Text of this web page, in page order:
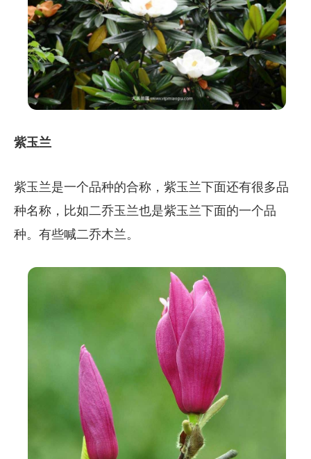
紫玉兰
紫玉兰是一个品种的合称，紫玉兰下面还有很多品
种名称，比如二乔玉兰也是紫玉兰下面的一个品
种。有些喊二乔木兰。